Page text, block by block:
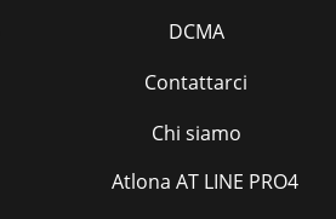
DCMA
Contattarci
Chi siamo
Atlona AT LINE PRO4